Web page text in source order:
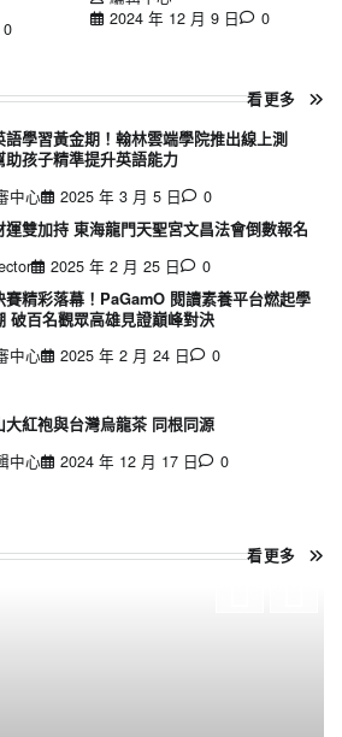
0
2024 年 12 月 9 日
0
看更多
語學習黃金期！翰林雲端學院推出線上測
助孩子精準提升英語能力
中心
2025 年 3 月 5 日
0
運雙加持 東海龍門天聖宮文昌法會倒數報名
2025 年 2 月 25 日
0
賽精彩落幕！PaGamO 閱讀素養平台燃起學
破百名觀眾高雄見證巔峰對決
中心
2025 年 2 月 24 日 0
大紅袍與台灣烏龍茶 同根同源
中心
2024 年 12 月 17 日 0
看更多